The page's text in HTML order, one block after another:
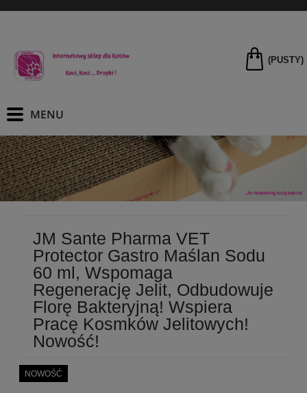
(PUSTY)
JM Sante Pharma VET
Protector Gastro Maślan Sodu
60 ml, Wspomaga
Regenerację Jelit, Odbudowuje
Florę Bakteryjną! Wspiera
Pracę Kosmków Jelitowych!
Nowość!
NOWOŚĆ